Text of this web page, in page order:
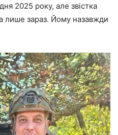
2025 року, але звістка
лише зараз. Йому назавжди